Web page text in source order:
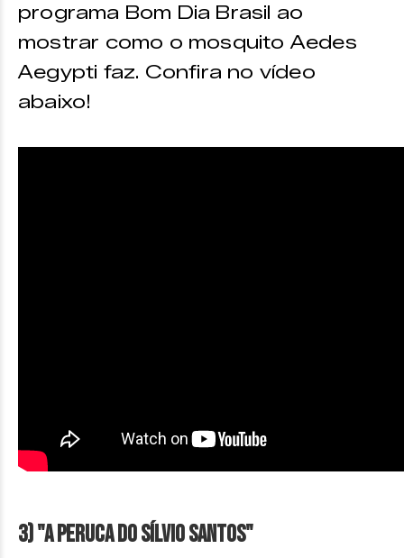
programa Bom Dia Brasil ao
mostrar como o mosquito Aedes
Aegypti faz. Confira no vídeo
abaixo!
3) "A peruca do Sílvio Santos"